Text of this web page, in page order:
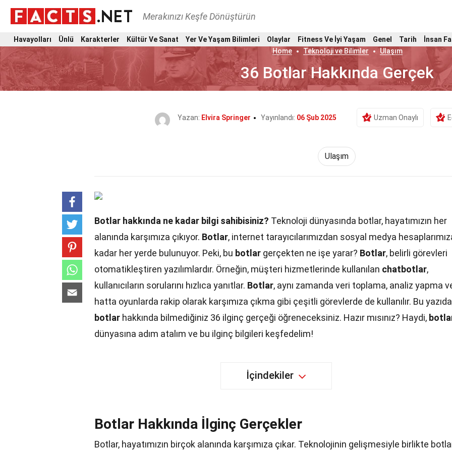
Merakınızı Keşfe Dönüştürün
Havayolları Ünlü Karakterler Kültür Ve Sanat Yer Ve Yaşam Bilimleri Olaylar Fitness Ve İyi Yaşam Genel Tarih İnsan
Home
Teknoloji ve Bilimler Ulaşım
36 Botlar Hakkında Gerçek
Yazan: Elvira Springer Yayınlandı: 06 Şub 2025 Uzman Onaylı
Ulaşım
Botlar hakkında ne kadar bilgi sahibisiniz? Teknoloji dünyasında botlar, hayatımızın her
alanında karşımıza çıkıyor. Botlar, internet tarayıcılarımızdan sosyal medya
kadar her yerde bulunuyor. Peki, bu botlar gerçekten ne işe yarar? Botlar, belirli görevleri
otomatikleştiren yazılımlardır. Örneğin, müşteri hizmetlerinde kullanılan chatbotlar,
kullanıcıların sorularını hızlıca yanıtlar. Botlar, aynı zamanda veri toplama, analiz yapma
hatta oyunlarda rakip olarak karşımıza çıkma gibi çeşitli görevlerde de kullanılır. Bu
botlar hakkında bilmediğiniz 36 ilginç gerçeği öğreneceksiniz. Hazır mısınız? Haydi,
dünyasına adım atalım ve bu ilginç bilgileri keşfedelim!
İçindekiler
Botlar Hakkında İlginç Gerçekler
Botlar, hayatımızın birçok alanında karşımıza çıkar. Teknolojinin gelişmesiyle birlikte